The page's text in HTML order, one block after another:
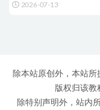
2026-07-13
除本站原创外，本站
版权归该教
除特别声明外，站内